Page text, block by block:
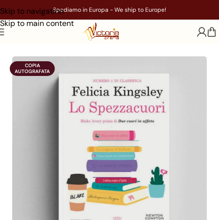
Skip to navigation
Skip to main content
Spediamo in Europa - We ship to Europe!
Narrativa
COPIA
AUTOGRAFATA